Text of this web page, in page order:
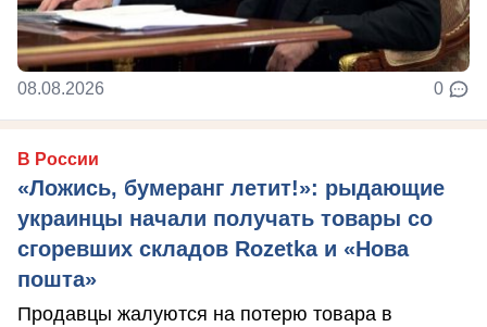
08.08.2026 0
В России
«Ложись, бумеранг летит!»: рыдающие
украинцы начали получать товары со
сгоревших складов Rozetka и «Нова
пошта»
Продавцы жалуются на потерю товара в